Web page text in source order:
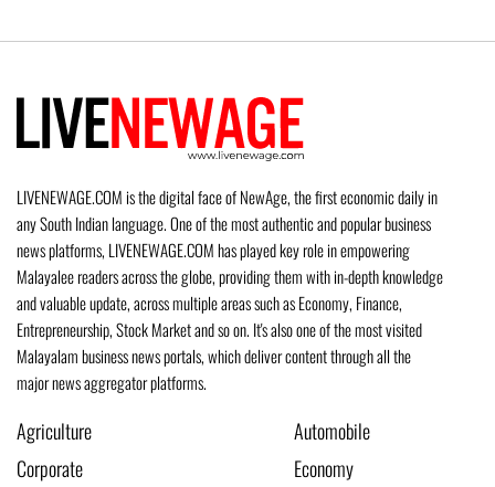
LIVENEWAGE.COM is the digital face of NewAge, the first economic daily in
any South Indian language. One of the most authentic and popular business
news platforms, LIVENEWAGE.COM has played key role in empowering
Malayalee readers across the globe, providing them with in-depth knowledge
and valuable update, across multiple areas such as Economy, Finance,
Entrepreneurship, Stock Market and so on. It's also one of the most visited
Malayalam business news portals, which deliver content through all the
major news aggregator platforms.
Agriculture
Automobile
Corporate
Economy